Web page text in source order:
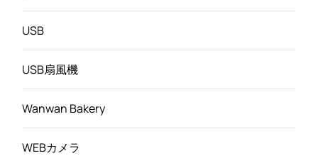
USB
USB扇風機
Wanwan Bakery
WEBカメラ